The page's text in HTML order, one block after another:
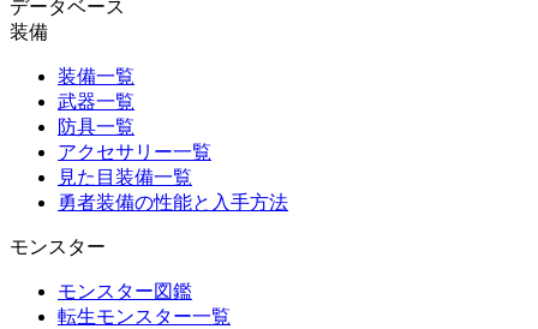
データベース
装備
装備一覧
武器一覧
防具一覧
アクセサリー一覧
見た目装備一覧
勇者装備の性能と入手方法
モンスター
モンスター図鑑
転生モンスター一覧